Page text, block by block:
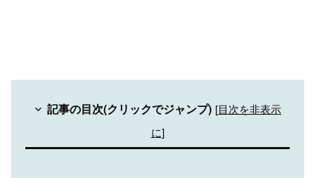
記事の目次(クリックでジャンプ) [目次を非表示
に]